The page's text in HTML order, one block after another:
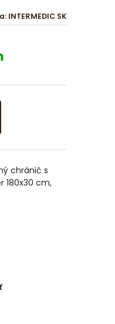
INTERMEDIC SK
chránič s
180x30 cm,